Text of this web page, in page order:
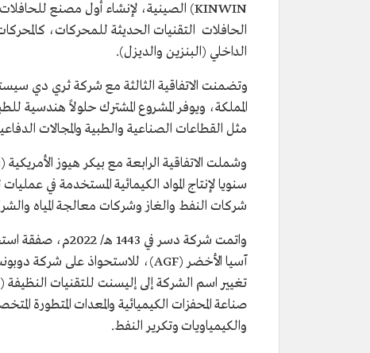
الحافلات التقنيات الحديثة للمحركات،
الداخلي (البنزين والديزل).
المملكة، ويوفر المشروع المشترك حلولاً هندسية
مثل القطاعات الصناعية والطبية والمجالات
سنويا لإنتاج المواد الكيمائية المستخدمة في
شركات النفط والغاز وشركات معالجة المياه
صناعة المحفزات الكيميائية والمعدات المتطورة
والكيمياويات وتكرير النفط.